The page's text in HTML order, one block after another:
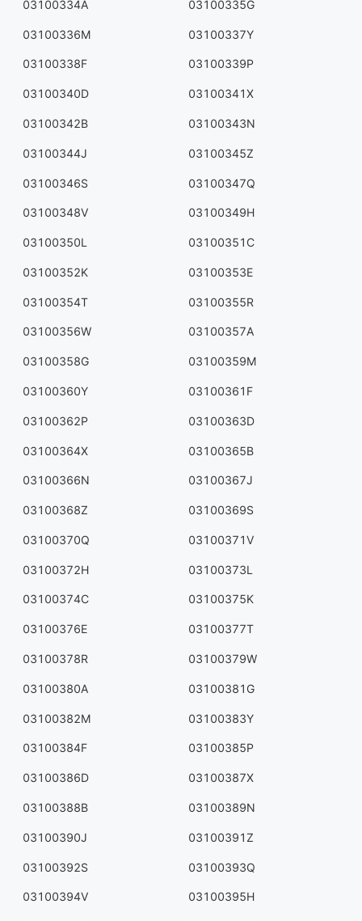
03100334A 03100335G
03100336M 03100337Y
03100338F 03100339P
03100340D 03100341X
03100342B 03100343N
03100344J 03100345Z
03100346S 03100347Q
03100348V 03100349H
03100350L 03100351C
03100352K 03100353E
03100354T 03100355R
03100356W 03100357A
03100358G 03100359M
03100360Y 03100361F
03100362P 03100363D
03100364X 03100365B
03100366N 03100367J
03100368Z 03100369S
03100370Q 03100371V
03100372H 03100373L
03100374C 03100375K
03100376E 03100377T
03100378R 03100379W
03100380A 03100381G
03100382M 03100383Y
03100384F 03100385P
03100386D 03100387X
03100388B 03100389N
03100390J 03100391Z
03100392S 03100393Q
03100394V 03100395H